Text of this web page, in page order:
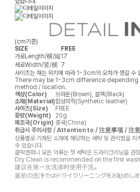
(cm기준)
SIZE
FREE
가로Length/横/縦17
세로Width/竖/横 7
사이즈는 재는 위치에 따라 1~3cm의 오차가 생길 수
There may be 1~3cm difference
method / location.
색상(Color)
브라운(Brown), 블랙(Black)
소재(Material)합성피혁(Synthetic leather)
사이즈(Size)
FREE
중량(Weight)
20g
제조국(Origin) 중국(China)
취급시 주의사항 / Attention to / 注意事项 / 注
상품별로 기재된 소재에 해당하는 세탁 및 관리법을 지
수 있습니다.
클릭앤퍼니 모든 의류는 첫 세탁은 드라이크리닝을 권
Dry Clean is recommended on the first
建议在第一次洗涤时使用干洗。
最初の洗浄ではドライクリーニングをお勧めしま